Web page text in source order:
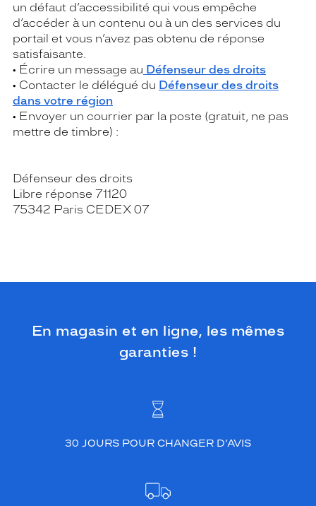
un défaut d’accessibilité qui vous empêche
d’accéder à un contenu ou à un des services du
portail et vous n’avez pas obtenu de réponse
satisfaisante.
• Écrire un message au Défenseur des droits
• Contacter le délégué du Défenseur des droits
dans votre région
• Envoyer un courrier par la poste (gratuit, ne pas
mettre de timbre) :
Défenseur des droits
Libre réponse 71120
75342 Paris CEDEX 07
En magasin et en ligne, les mêmes
garanties !
30 JOURS POUR CHANGER D’AVIS